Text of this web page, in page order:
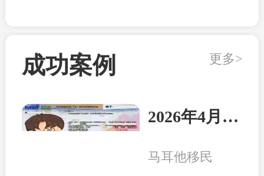
成功案例 更多>
2026年4月21日：马耳他客户顺利收到永居卡
马耳他移民